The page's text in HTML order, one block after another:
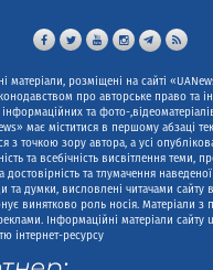
матеріали, розміщені на сайті
про авторське право та
та фото-
має міститися в першому абзаці
з точкою зору автора, а усі
та всебічність висвітлення теми,
достовірність та тлумачення
та думки, висловлені читачами сайту
винятково роль носія. Матеріали з
Інформаційні матеріали сайту
інтернет-ресурсу